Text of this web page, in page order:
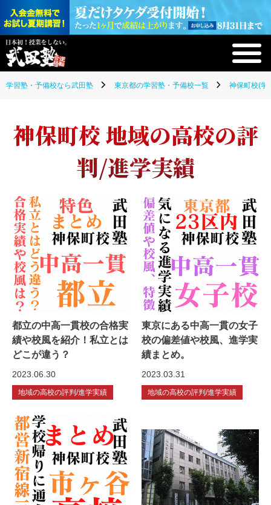
学習塾・予備校なら武田塾 東京都の学習塾・予備校一覧 神保町校(学
神保町校 地域の高校の評
判/進学実績
都立の中高一貫校の合格実
績や校風を紹介！私立とは
どこが違う？
2023.06.30
地域の高校の評判/進学実績
東京にある中高一貫の女子
校の偏差値や校風、進学実
績まとめ。
2023.03.31
地域の高校の評判/進学実績